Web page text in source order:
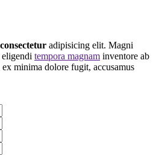
consectetur adipisicing elit. Magni
tempora magnam inventore ab
minima dolore fugit, accusamus